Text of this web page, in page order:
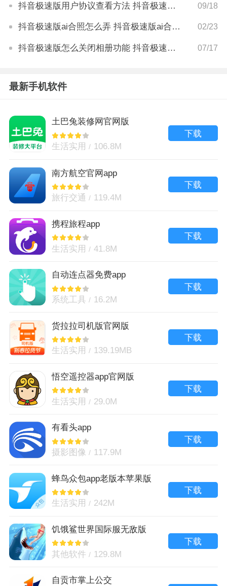
抖音极速版用户协议查看方法 抖音极速版用户协议如何查看 09/18
抖音极速版ai合照怎么弄 抖音极速版ai合照方法是什么 02/23
抖音极速版怎么关闭相册功能 抖音极速版相册关闭教程 07/17
最新手机软件
土巴兔装修网官网版
生活实用 106.8M
下载
南方航空官网app
旅行交通 119.4M
下载
携程旅程app
生活实用 41.8M
下载
自动连点器免费app
系统工具 16.2M
下载
货拉拉司机版官网版
生活实用 139.19MB
下载
悟空遥控器app官网版
生活实用 29.0M
下载
有看头app
摄影图像 117.9M
下载
蜂鸟众包app老版本苹果版
生活实用 242M
下载
饥饿鲨世界国际服无敌版
其他软件 129.8M
下载
自贡市掌上公交